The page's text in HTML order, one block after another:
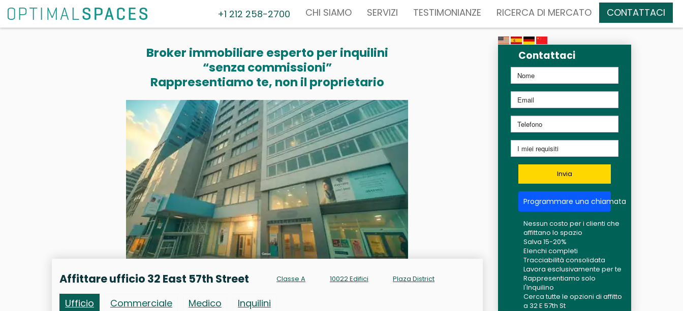
+1 212 258-2700 CHI SIAMO SERVIZI TESTIMONIANZE RICERCA DI MERCATO CONTATTACI
Broker immobiliare esperto per inquilini
“senza commissioni”
Rappresentiamo te, non il proprietario
Affittare ufficio 32 East 57th Street Classe A 10022 Edifici Plaza District
Ufficio Commerciale Medico
Inquilini
Contattaci
Invia
Programmare una chiamata
Nessun costo per i clienti che
affittano lo spazio
Salva 15-20%
Elenchi completi
Tracciabilità consolidata
Lavora esclusivamente per te
Rappresentiamo solo
l'Inquilino
Cerca tutte le opzioni di affitto
a 32 E 57th St